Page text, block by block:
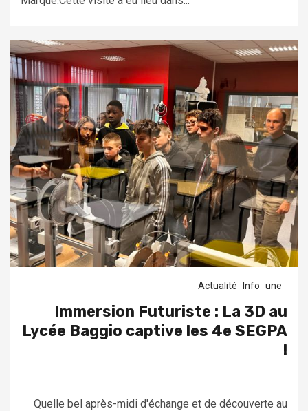
Actualité Info une
Immersion Futuriste : La 3D au
Lycée Baggio captive les 4e SEGPA
!
Quelle bel après-midi d'échange et de découverte au